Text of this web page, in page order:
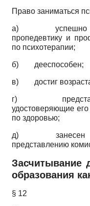
Право заниматься
а) успешно
пропедевтику и
по психотерапии;
б) дееспособен;
в) достиг
г) представил
удостоверяющие его
по здоровью;
д) занесен в
представлению
Засчитывание
образования
§ 12